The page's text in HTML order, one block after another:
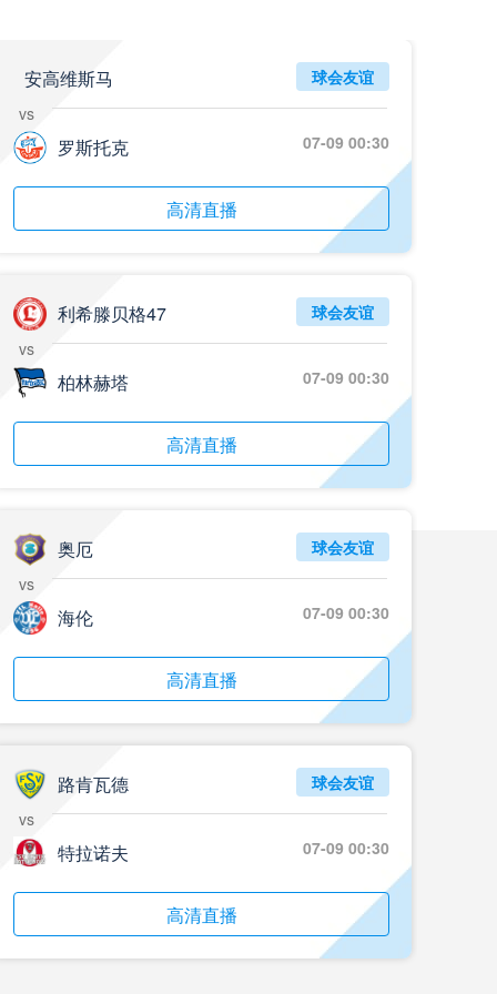
安高维斯马
vs
罗斯托克
球会友谊
07-09 00:30
高清直播
利希滕贝格47
vs
柏林赫塔
球会友谊
07-09 00:30
高清直播
奥厄
vs
海伦
球会友谊
07-09 00:30
高清直播
路肯瓦德
vs
特拉诺夫
球会友谊
07-09 00:30
高清直播